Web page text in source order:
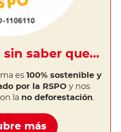
sin saber que…
es 100% sostenible y
por la RSPO y nos
la no deforestación
más